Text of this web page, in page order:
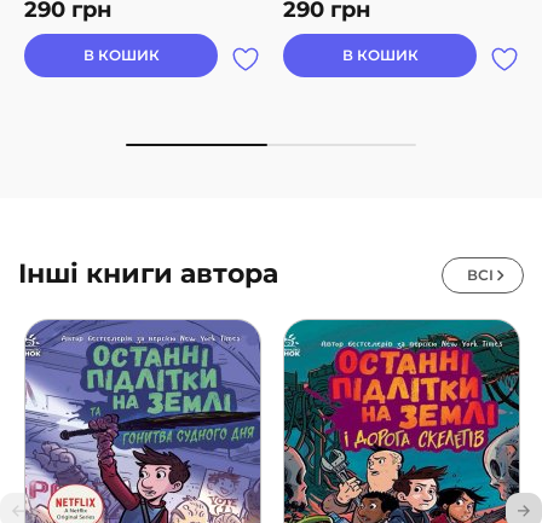
290 грн
В КОШИК
290 грн
В КОШИК
Інші книги автора ВСІ